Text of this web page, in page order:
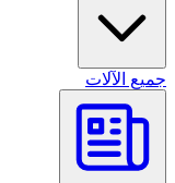
جميع الآلات